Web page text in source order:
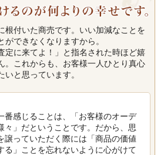
根付いた商売です。いい加減なことを
ができなくなりますから。
定に来てよ！」と指名された時ほど嬉
。これからも、お客様一人ひとり真心
と思っています。
番感じることは、「お客様のオーデ
々」だということです。だから、思
譲っていただく際には「商品の価値
る」ことを忘れないように心がけて